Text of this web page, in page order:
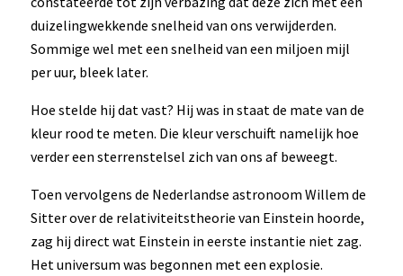
duizelingwekkende snelheid van ons verwijderden.
Sommige wel met een snelheid van een miljoen mijl
per uur, bleek later.
Hoe stelde hij dat vast? Hij was in staat de mate van de
kleur rood te meten. Die kleur verschuift namelijk hoe
verder een sterrenstelsel zich van ons af beweegt.
Toen vervolgens de Nederlandse astronoom Willem de
Sitter over de relativiteitstheorie van Einstein hoorde,
zag hij direct wat Einstein in eerste instantie niet zag.
Het universum was begonnen met een explosie.